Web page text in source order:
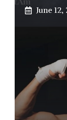
June 12,